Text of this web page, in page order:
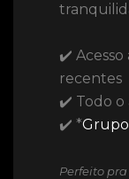
✔️ Acesso
recentes
✔️ Todo o
✔️ *
Perfeito